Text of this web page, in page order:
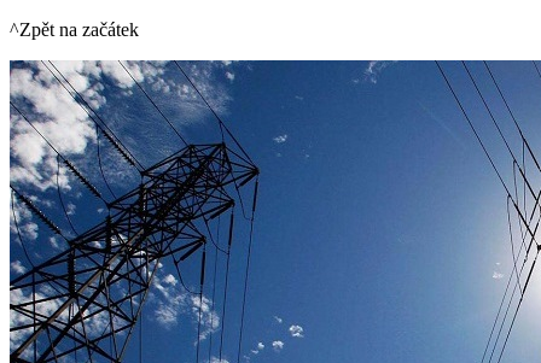
^Zpět na začátek